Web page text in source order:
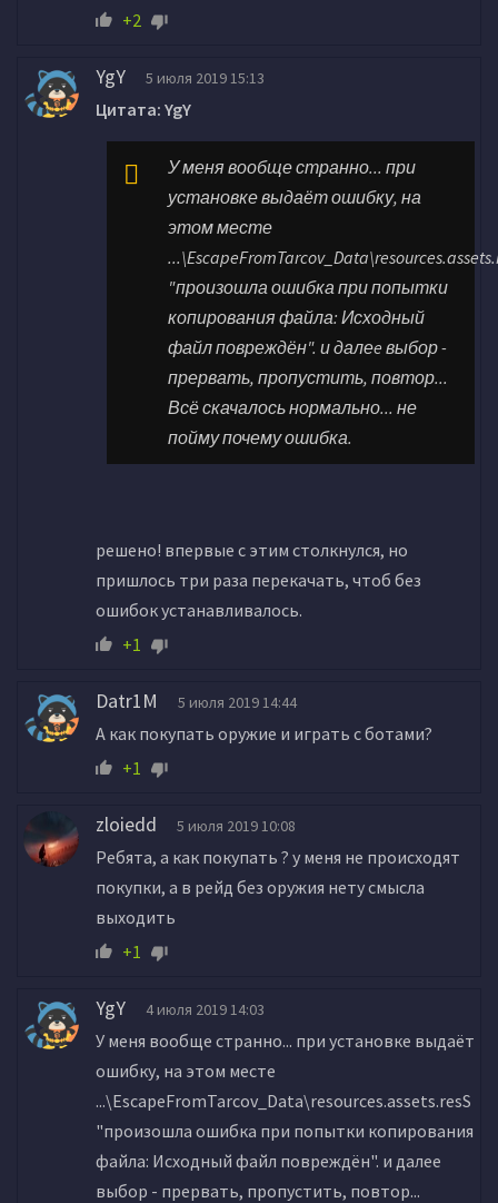
+2
YgY 5 июля 2019 15:13
Цитата: YgY
У меня вообще странно... при
установке выдаёт ошибку, на
этом месте
"произошла ошибка при попытки
копирования файла: Исходный
файл повреждён". и далеe выбор -
прервать, пропустить, повтор...
Всё скачалось нормально... не
пойму почему ошибка.
решено! впервые с этим столкнулся, но
пришлось три раза перекачать, чтоб без
ошибок устанавливалось.
+1
Datr1M 5 июля 2019 14:44
А как покупать оружие и играть с ботами?
+1
zloiedd 5 июля 2019 10:08
Ребята, а как покупать ? у меня не происходят
покупки, а в рейд без оружия нету смысла
выходить
+1
YgY 4 июля 2019 14:03
У меня вообще странно... при установке выдаёт
ошибку, на этом месте
...\EscapeFromTarcov_Data\resources.assets.resS
"произошла ошибка при попытки копирования
файла: Исходный файл повреждён". и далеe
выбор - прервать, пропустить, повтор...